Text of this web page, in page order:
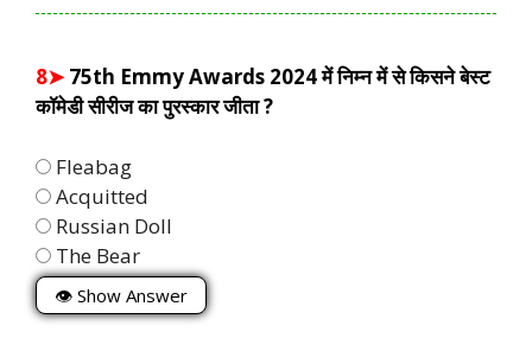
8➤75th Emmy Awards 2024 में निम्न में से किसने बेस्ट
कॉमेडी सीरीज का पुरस्कार जीता ?
Fleabag
Acquitted
Russian Doll
The Bear
👁 Show Answer